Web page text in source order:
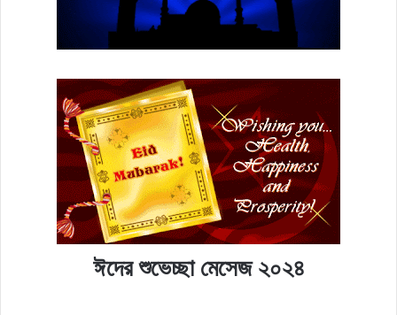
ঈদের শুভেচ্ছা মেসেজ ২০২৪